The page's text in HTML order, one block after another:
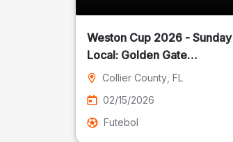
Weston Cup 2026 - Sunday
Local: Golden Gate
Community Park
Collier County , FL
02/15/2026
Futebol